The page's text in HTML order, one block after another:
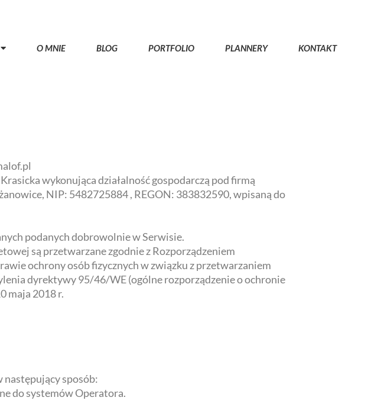
O MNIE BLOG PORTFOLIO PLANNERY KONTAKT
wykonująca działalność gospodarczą pod firmą
NIP: 5482725884 , REGON: 383832590, wpisaną do
podanych dobrowolnie w Serwisie.
są przetwarzane zgodnie z Rozporządzeniem
ochrony osób fizycznych w związku z przetwarzaniem
dyrektywy 95/46/WE (ogólne rozporządzenie o ochronie
maja 2018 r.
sposób:
do systemów Operatora.